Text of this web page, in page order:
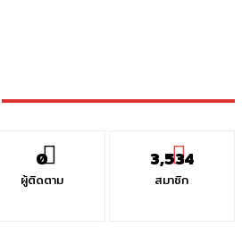
0
ผู้ติดตาม
3,534
สมาชิก